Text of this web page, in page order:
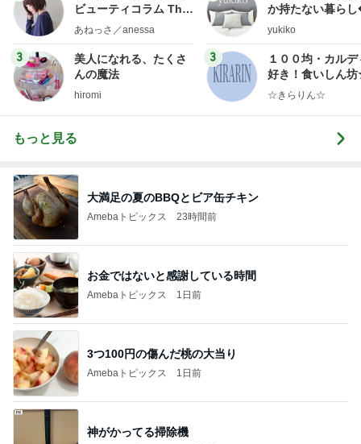
ビューティコラム The
little minimalist's bea
あねっさ／anessa
3
美人になれる、たくさ
んの魔法
hiromi
か持たない暮ら
ep Life Simple◆
yukiko
3
１００均・カルデ
好き！食いしん
らりん☆のブログ
☆きらりん☆
もっと見る
大満足の夏のBBQとビア缶チキン
Amebaトピックス 23時間前
お金ではないと感謝している時間
Amebaトピックス 1日前
3つ100円の傷んだ桃の大当り
Amebaトピックス 1日前
神がかってる掃除機